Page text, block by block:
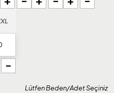
-
Lütfen Beden/Adet Seçiniz